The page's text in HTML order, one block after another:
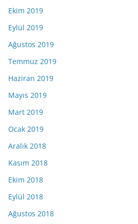
Ekim 2019
Eylül 2019
Ağustos 2019
Temmuz 2019
Haziran 2019
Mayıs 2019
Mart 2019
Ocak 2019
Aralık 2018
Kasım 2018
Ekim 2018
Eylül 2018
Ağustos 2018